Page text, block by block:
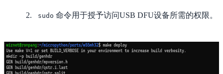
sudo 命令用于授予访问USB DFU设备所需的权限。